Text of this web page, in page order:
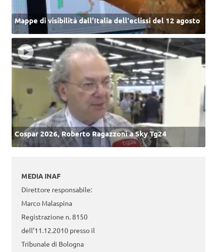
Mappe di visibilità dall’Italia dell'eclissi del 12 agosto
Cospar 2026, Roberto Ragazzoni a Sky Tg24
MEDIA INAF
Direttore responsabile:
Marco Malaspina
Registrazione n. 8150
dell’11.12.2010 presso il
Tribunale di Bologna